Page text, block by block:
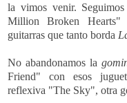
la vimos venir.
Million Broken Hearts"
guitarras que tanto borda
No abandonamos la
Friend" con esos
reflexiva "The Sky", otra